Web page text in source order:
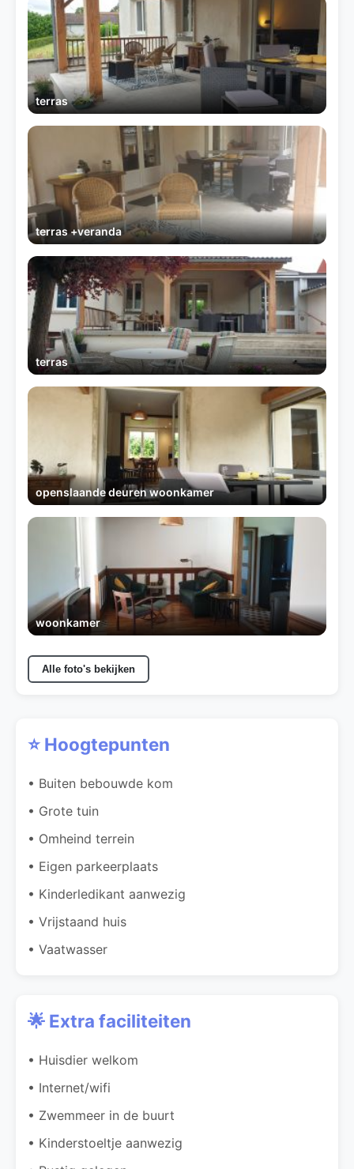
terras
terras +veranda
terras
openslaande deuren woonkamer
woonkamer
Alle foto's bekijken
⭐ Hoogtepunten
• Buiten bebouwde kom
• Grote tuin
• Omheind terrein
• Eigen parkeerplaats
• Kinderledikant aanwezig
• Vrijstaand huis
• Vaatwasser
🌟 Extra faciliteiten
• Huisdier welkom
• Internet/wifi
• Zwemmeer in de buurt
• Kinderstoeltje aanwezig